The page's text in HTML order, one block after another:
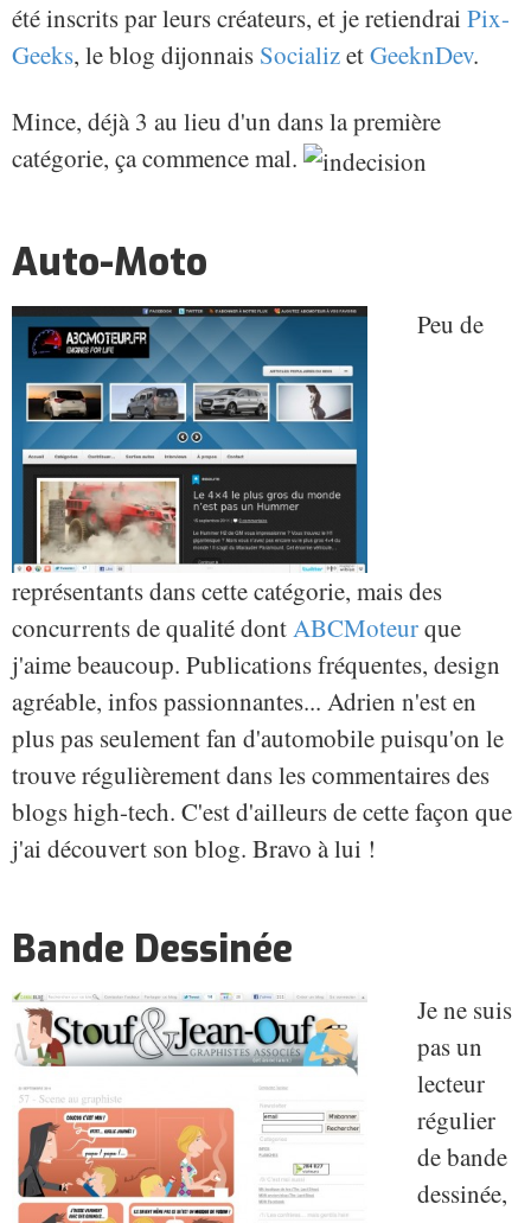
été inscrits par leurs créateurs, et je retiendrai Pix-
Geeks, le blog dijonnais SocializetGeeknDev.
Mince, déjà 3 au lieu d'un dans la première
catégorie, ça commence mal.
Auto-Moto
Peu de
représentants dans cette catégorie, mais des
concurrents de qualité dontABCMoteurque
j'aime beaucoup. Publications fréquentes, design
agréable, infos passionnantes... Adrien n'est en
plus pas seulement fan d'automobile puisqu'on le
trouve régulièrement dans les commentaires des
blogs high-tech. C'est d'ailleurs de cette façon que
j'ai découvert son blog. Bravo à lui !
Bande Dessinée
Je ne suis
pas un
lecteur
régulier
de bande
dessinée,